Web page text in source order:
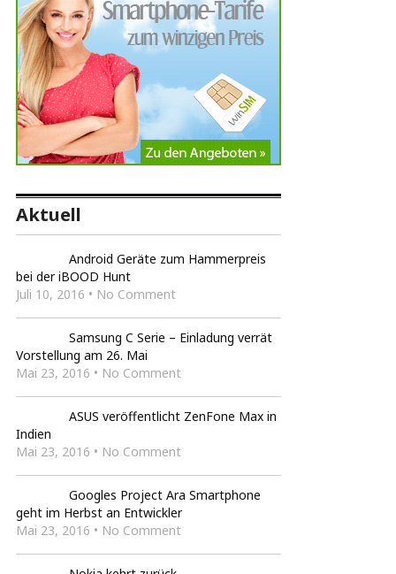
Aktuell
Android Geräte zum Hammerpreis
bei der iBOOD Hunt
Juli 10, 2016 • No Comment
Samsung C Serie – Einladung verrät
Vorstellung am 26. Mai
Mai 23, 2016 • No Comment
ASUS veröffentlicht ZenFone Max in
Indien
Mai 23, 2016 • No Comment
Googles Project Ara Smartphone
geht im Herbst an Entwickler
Mai 23, 2016 • No Comment